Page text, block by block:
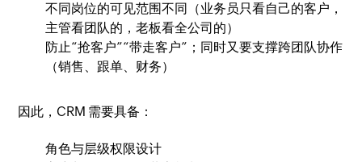
不同岗位的可见范围不同（业务员只看自己的客户，
主管看团队的，老板看全公司的）
防止“抢客户”“带走客户”；同时又要支撑跨团队协作
（销售、跟单、财务）
因此，CRM 需要具备：
角色与层级权限设计